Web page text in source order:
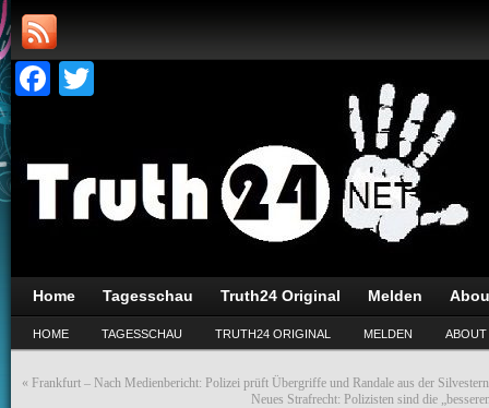
Facebook
Home Tagesschau Truth24 Original Melden
HOME TAGESSCHAU TRUTH24 ORIGINAL MELDEN ABOUT
« Frankfurt – Nach Medienbericht: Polizei prüft Übergriffe und Randale aus der
Neues Strafrecht: Polizisten sind die